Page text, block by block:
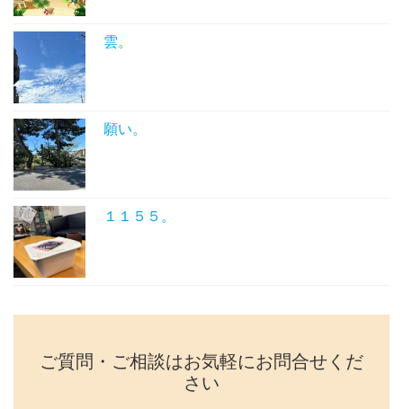
雲。
願い。
１１５５。
ご質問・ご相談はお気軽にお問合せくだ
さい